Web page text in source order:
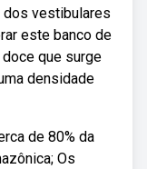
dos vestibulares
este banco de
que surge
densidade
de 80% da
Os